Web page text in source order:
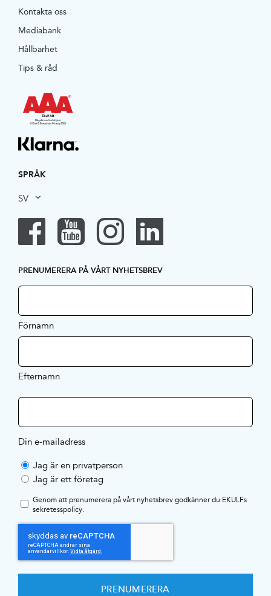
Kontakta oss
Mediabank
Hållbarhet
Tips & råd
SPRÅK
SV
PRENUMERERA PÅ VÅRT NYHETSBREV
Förnamn
Efternamn
Din e-mailadress
Jag är en privatperson
Jag är ett företag
Genom att prenumerera på vårt nyhetsbrev godkänner du EKULFs
sekretesspolicy.